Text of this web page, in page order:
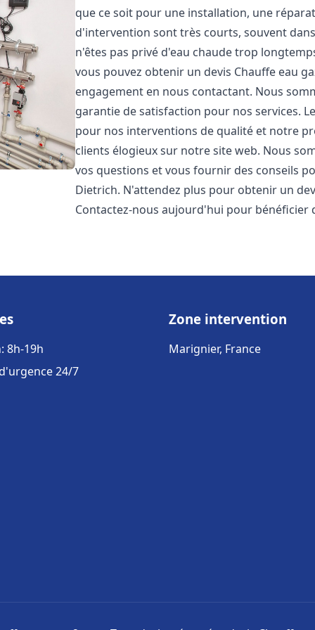
que ce soit pour une installation, une
d'intervention sont très courts, souvent
n'êtes pas privé d'eau chaude trop
vous pouvez obtenir un devis Chauffe eau
engagement en nous contactant. Nous
garantie de satisfaction pour nos services.
pour nos interventions de qualité et notre
clients élogieux sur notre site web. Nous
vos questions et vous fournir des conseils
Dietrich. N'attendez plus pour obtenir un
Contactez-nous aujourd'hui pour bénéficier
8h-19h
24/7
Zone intervention
Marignier, France